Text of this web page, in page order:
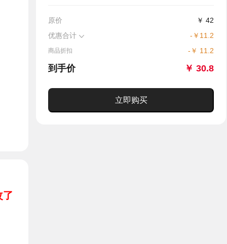
原价 ￥ 42
优惠合计
- ￥ 11.2
商品折扣 - ￥ 11.2
到手价 ￥ 30.8
立即购买